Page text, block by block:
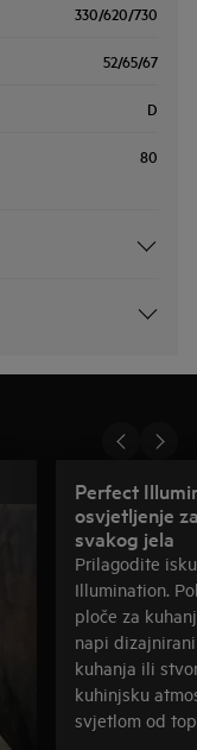
330/620/730
52/65/67
D
80
Perfect
osvjetljenje
svakog jela
Prilagodite
Illumination.
ploče za
napi
kuhanja ili
kuhinjsku
svjetlom od